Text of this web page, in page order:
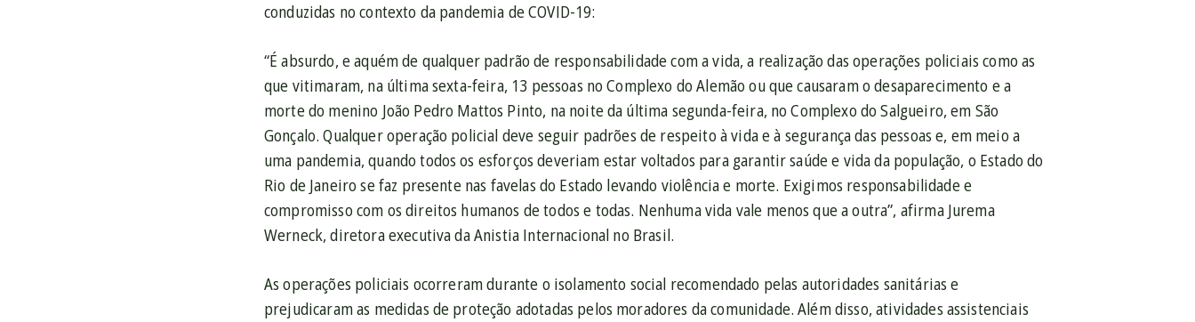
conduzidas no contexto da pandemia de COVID-19:
“É absurdo, e aquém de qualquer padrão de responsabilidade com a vida, a realização das operações policiais como as
que vitimaram, na última sexta-feira, 13 pessoas no Complexo do Alemão ou que causaram o desaparecimento e a
morte do menino João Pedro Mattos Pinto, na noite da última segunda-feira, no Complexo do Salgueiro, em São
Gonçalo. Qualquer operação policial deve seguir padrões de respeito à vida e à segurança das pessoas e, em meio a
uma pandemia, quando todos os esforços deveriam estar voltados para garantir saúde e vida da população, o Estado do
Rio de Janeiro se faz presente nas favelas do Estado levando violência e morte. Exigimos responsabilidade e
compromisso com os direitos humanos de todos e todas. Nenhuma vida vale menos que a outra”, afirma Jurema
Werneck, diretora executiva da Anistia Internacional no Brasil.
As operações policiais ocorreram durante o isolamento social recomendado pelas autoridades sanitárias e
prejudicaram as medidas de proteção adotadas pelos moradores da comunidade. Além disso, atividades assistenciais